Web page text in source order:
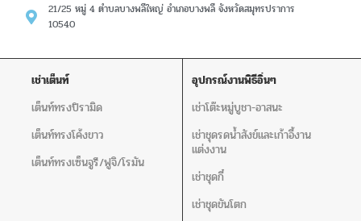
21/25 หมู่ 4 ตำบลบางพลีใหญ่ อำเภอบางพลี จังหวัดสมุทรปราการ
10540
เช่าเต็นท์
เต็นท์ทรงปิรามิด
เต็นท์ทรงโค้งขาว
เต็นท์ทรงเซ็นจูรี/ฟูจิ/โรมัน
อุปกรณ์งานพิธีอิ่นๆ
เช่าโต๊ะหมู่บูชา-อาสนะ
เช่าชุดรดน้ำสังข์และเก้าอี้งาน
แต่งงาน
เช่าชุดกี๋
เช่าชุดขันโตก